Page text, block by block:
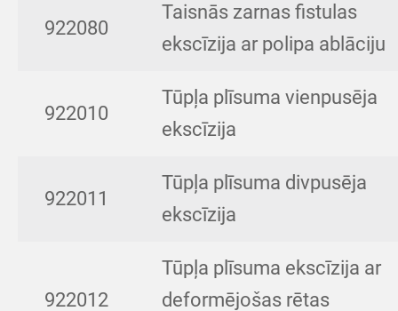
922080
Taisnās zarnas fistulas
ekscīzija ar polipa ablāciju
922010
Tūpļa plīsuma vienpusēja
ekscīzija
922011
Tūpļa plīsuma divpusēja
ekscīzija
922012
Tūpļa plīsuma ekscīzija ar
deformējošas rētas